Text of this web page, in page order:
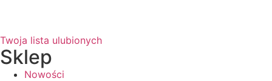
Twoja lista ulubionych
Sklep
Nowości